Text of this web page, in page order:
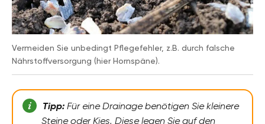
Vermeiden Sie unbedingt Pflegefehler, z.B. durch falsche
Nährstoffversorgung (hier Hornspäne).
Tipp:Für eine Drainage benötigen Sie kleinere
Steine oder Kies. Diese legen Sie auf den